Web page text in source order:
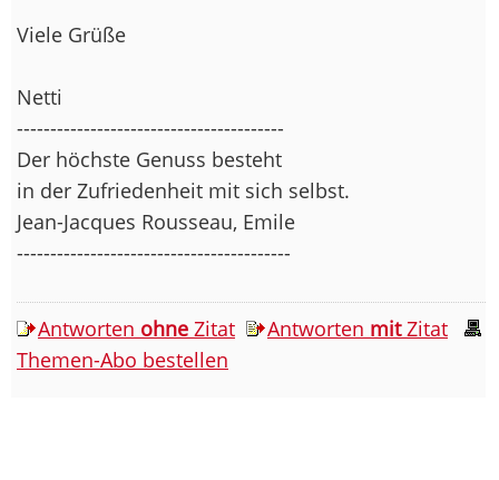
Viele Grüße
Netti
----------------------------------------
Der höchste Genuss besteht
in der Zufriedenheit mit sich selbst.
Jean-Jacques Rousseau, Emile
-----------------------------------------
Antworten ohne Zitat Antworten mitZitat
Themen-Abo bestellen